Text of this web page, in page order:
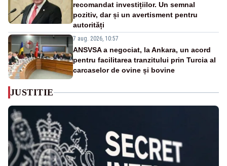
recomandat investițiilor. Un semnal
pozitiv, dar și un avertisment pentru
autorități
7 aug. 2026, 10:57
ANSVSA a negociat, la Ankara, un acord
pentru facilitarea tranzitului prin Turcia al
carcaselor de ovine și bovine
JUSTITIE